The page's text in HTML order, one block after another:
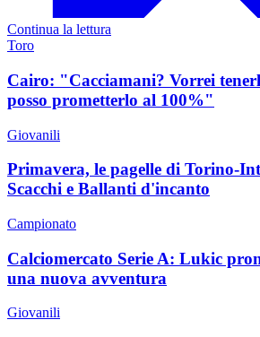
Continua la lettura
Toro
Cairo: "Cacciamani? Vorrei
posso prometterlo al 100%"
Giovanili
Primavera, le pagelle di Torino-
Scacchi e Ballanti d'incanto
Campionato
Calciomercato Serie A: Lukic
una nuova avventura
Giovanili